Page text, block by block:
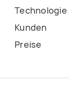
Technologie
Kunden
Preise